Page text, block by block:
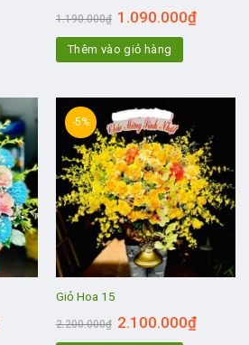
1.190.000₫ 1.090.000₫
Thêm vào giỏ hàng
-5%
Giỏ Hoa 15
2.200.000₫ 2.100.000₫